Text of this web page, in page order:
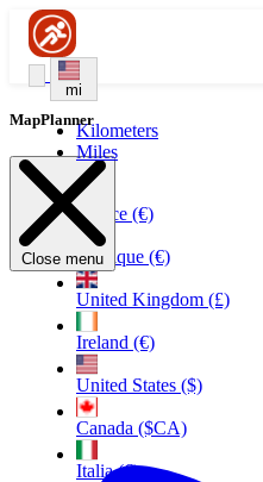
mi
Kilometers
Miles
France (€)
Belgique (€)
United Kingdom (£)
Ireland (€)
United States ($)
Canada ($CA)
Italia (€)
MapPlanner
Close menu